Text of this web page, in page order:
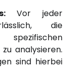
Vor jeder
die
spezifischen
analysieren.
sind hierbei